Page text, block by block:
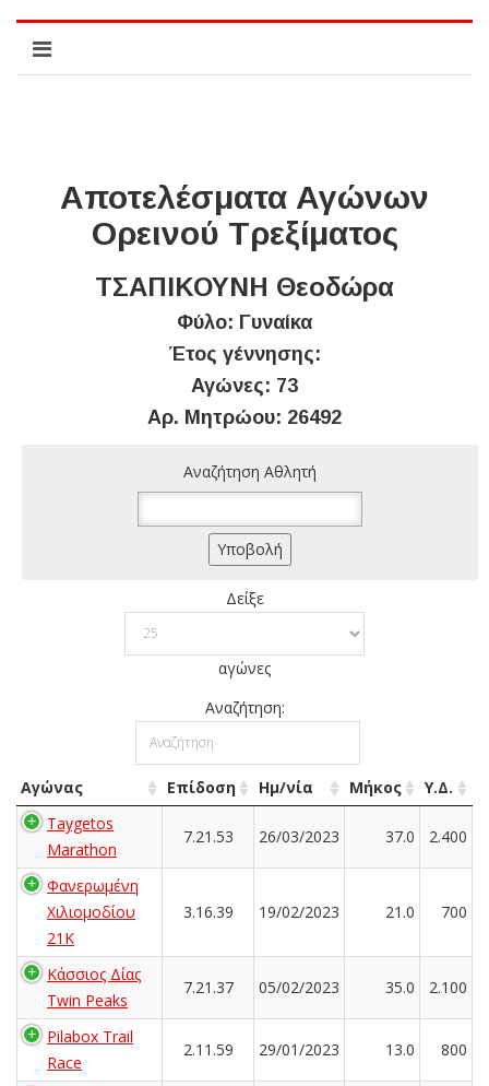
Αποτελέσματα Αγώνων
Ορεινού Τρεξίματος
ΤΣΑΠΙΚΟΥΝΗ Θεοδώρα
Φύλο: Γυναίκα
Έτος γέννησης:
Αγώνες: 73
Αρ. Μητρώου: 26492
Αναζήτηση Αθλητή
Δείξε
αγώνες
Αναζήτηση:
Αγώνας Επίδοση Ημ/νία Μήκος
Υ.Δ.
Taygetos
Marathon
7.21.53 26/03/2023 37.0 2.400
Φανερωμένη
Χιλιομοδίου
21Κ
3.16.39 19/02/2023 21.0 700
Κάσσιος Δίας
Twin Peaks
7.21.37 05/02/2023 35.0 2.100
Pilabox Trail
Race
2.11.59 29/01/2023 13.0 800